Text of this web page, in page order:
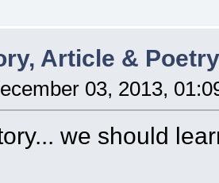
Article &
03, 2013,
we should